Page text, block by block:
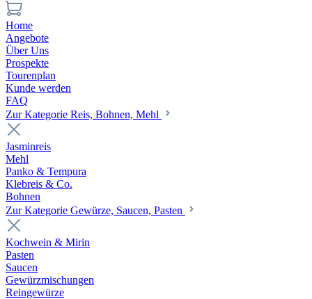
Home
Angebote
Über Uns
Prospekte
Tourenplan
Kunde werden
FAQ
Zur Kategorie Reis, Bohnen, Mehl
Jasminreis
Mehl
Panko & Tempura
Klebreis & Co.
Bohnen
Zur Kategorie Gewürze, Saucen, Pasten
Kochwein & Mirin
Pasten
Saucen
Gewürzmischungen
Reingewürze